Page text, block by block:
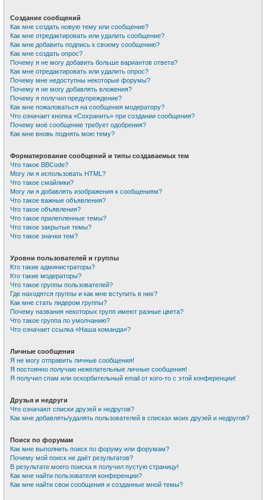
Создание сообщений
Как мне создать новую тему или сообщение?
Как мне отредактировать или удалить сообщение?
Как мне добавить подпись к своему сообщению?
Как мне создать опрос?
Почему я не могу добавить больше вариантов ответа?
Как мне отредактировать или удалить опрос?
Почему мне недоступны некоторые форумы?
Почему я не могу добавлять вложения?
Почему я получил предупреждение?
Как мне пожаловаться на сообщения модератору?
Что означает кнопка «Сохранить» при создании сообщения?
Почему моё сообщение требует одобрения?
Как мне вновь поднять мою тему?
Форматирование сообщений и типы создаваемых тем
Что такое BBCode?
Могу ли я использовать HTML?
Что такое смайлики?
Могу ли я добавлять изображения к сообщениям?
Что такое важные объявления?
Что такое объявления?
Что такое прилепленные темы?
Что такое закрытые темы?
Что такое значки тем?
Уровни пользователей и группы
Кто такие администраторы?
Кто такие модераторы?
Что такое группы пользователей?
Где находятся группы и как мне вступить в них?
Как мне стать лидером группы?
Почему названия некоторых групп имеют разные цвета?
Что такое группа по умолчанию?
Что означает ссылка «Наша команда»?
Личные сообщения
Я не могу отправить личные сообщения!
Я постоянно получаю нежелательные личные сообщения!
Я получил спам или оскорбительный email от кого-то с этой конференции!
Друзья и недруги
Что означают списки друзей и недругов?
Как мне добавлять/удалять пользователей в списках моих друзей и недругов?
Поиск по форумам
Как мне выполнить поиск по форуму или форумам?
Почему мой поиск не даёт результатов?
В результате моего поиска я получил пустую страницу!
Как мне найти пользователя конференции?
Как мне найти свои сообщения и созданные мной темы?